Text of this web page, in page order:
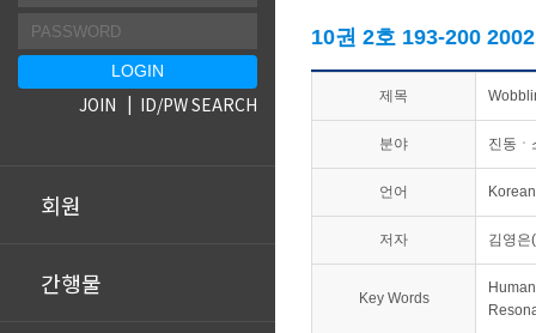
회원
간행물
JOIN ID/PW SEARCH
10권 2호 193-200
제목
분야 진동ㆍ
언어 Korean
저자 김영은
Key Words